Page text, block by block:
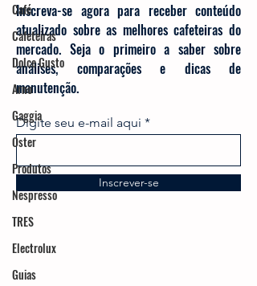
Café
Cafeteiras
Dolce Gusto
Arno
Gaggia
Oster
Produtos
Nespresso
TRES
Electrolux
Guias
Inscreva-se agora para receber conteúdo
atualizado sobre as melhores cafeteiras do
mercado. Seja o primeiro a saber sobre
análises, comparações e dicas de
manutenção.
Digite seu e-mail aqui
Inscrever-se